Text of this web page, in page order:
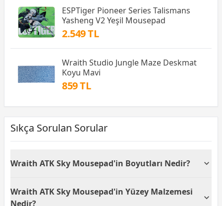
ESPTiger Pioneer Series Talismans
Yasheng V2 Yeşil Mousepad
2.549 TL
Wraith Studio Jungle Maze Deskmat
Koyu Mavi
859 TL
Sıkça Sorulan Sorular
Wraith ATK Sky Mousepad'in Boyutları Nedir?
boyutlarında geniş bir yüzey sunmaktadır. Bu
boyutta bir mouse pad, geniş alanı sayesinde
Wraith ATK Sky Mousepad'in Yüzey Malzemesi
Nedir?